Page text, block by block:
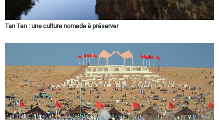
Tan Tan : une culture nomade à préserver